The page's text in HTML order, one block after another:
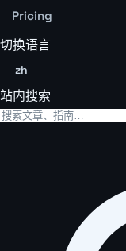
Pricing
切换语言
zh
站内搜索